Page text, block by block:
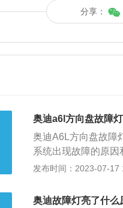
分享：
奥迪a6l方向盘故障
奥迪A6L方向盘故障
系统出现故障的原
或者是分泵里面,经
大，不会影响汽车的
发布时间：2023-07-17
奥迪故障灯亮了什么